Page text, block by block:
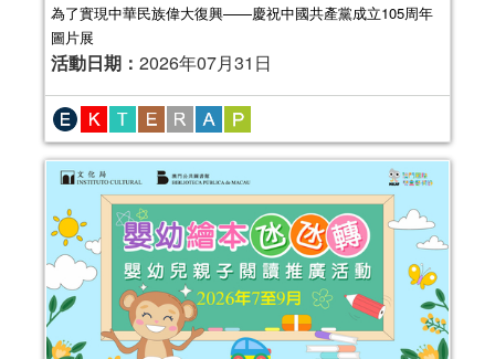
為了實現中華民族偉大復興——慶祝中國共產黨成立105周年
圖片展
活動日期： 2026年07月31日